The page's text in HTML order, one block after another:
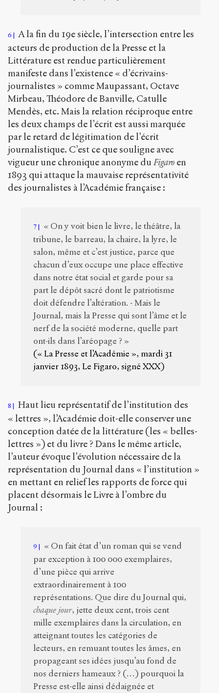
6 A la fin du 19esiècle, l’intersection entre les
acteurs de production de la Presse et la
Littérature est rendue particulièrement
manifeste dans l’existence « d’écrivains-
journalistes » comme Maupassant, Octave
Mirbeau, Théodore de Banville, Catulle
Mendès, etc. Mais la relation réciproque entre
les deux champs de l’écrit est aussi marquée
par le retard de légitimation de l’écrit
journalistique. C’est ce que souligne avec
vigueur une chronique anonyme du Figaro en
1893 qui attaque la mauvaise représentativité
des journalistes à l’Académie française :
7
« On y voit bien le livre, le théâtre, la
tribune, le barreau, la chaire, la lyre, le
salon, même et c’est justice, parce que
chacun d’eux occupe une place effective
dans notre état social et garde pour sa
part le dépôt sacré dont le patriotisme
doit défendre l’altération. - Mais le
Journal, mais la Presse qui sont l’âme et le
nerf de la société moderne, quelle part
ont-ils dans l’aréopage ? »
(« La Presse et l’Académie », mardi 31
janvier 1893, Le Figaro, signé XXX)
8
Haut lieu représentatif de l’institution des
« lettres », l’Académie doit-elle conserver une
conception datée de la littérature (les « belles-
lettres ») et du livre ? Dans le même article,
l’auteur évoque l’évolution nécessaire de la
représentation du Journal dans « l’institution »
en mettant en relief les rapports de force qui
placent désormais le Livre à l’ombre du
Journal :
9
« On fait état d’un roman qui se vend
par exception à 100 000 exemplaires,
d’une pièce qui arrive
extraordinairement à 100
représentations. Que dire du Journal qui,
chaque jour, jette deux cent, trois cent
mille exemplaires dans la circulation, en
atteignant toutes les catégories de
lecteurs, en remuant toutes les âmes, en
propageant ses idées jusqu’au fond de
nos derniers hameaux ? (…) pourquoi la
Presse est-elle ainsi dédaignée et